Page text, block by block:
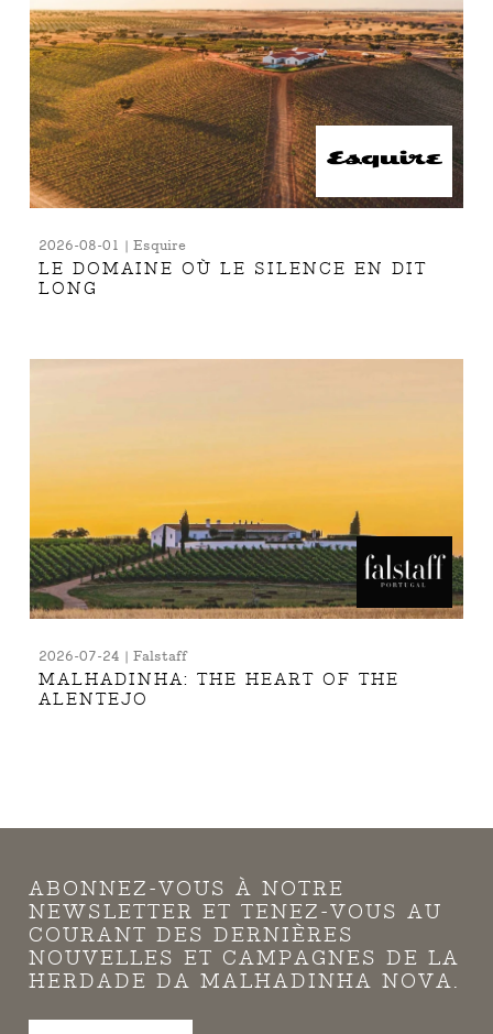
2026-08-01 | Esquire
LE DOMAINE OÙ LE SILENCE EN DIT
LONG
2026-07-24 | Falstaff
MALHADINHA: THE HEART OF THE
ALENTEJO
ABONNEZ-VOUS À NOTRE
NEWSLETTER ET TENEZ-VOUS AU
COURANT DES DERNIÈRES
NOUVELLES ET CAMPAGNES DE LA
HERDADE DA MALHADINHA NOVA.